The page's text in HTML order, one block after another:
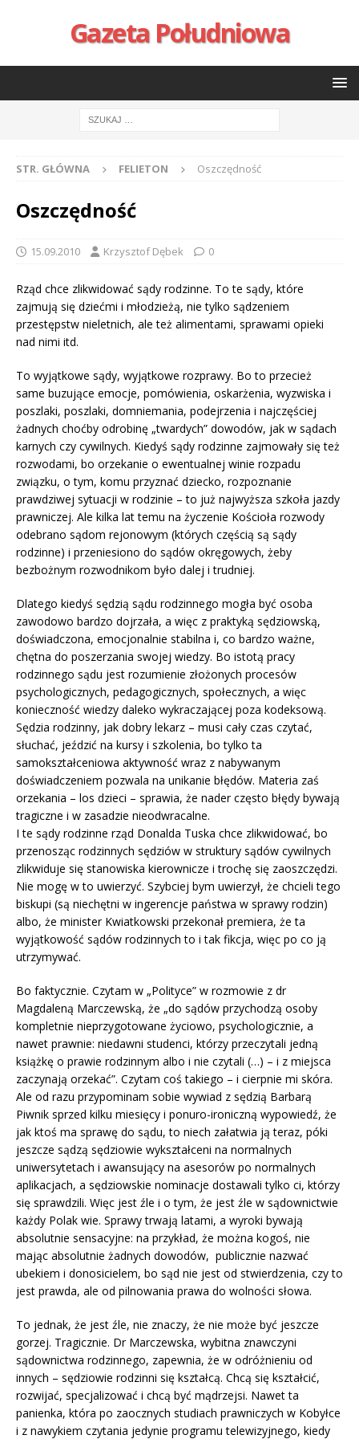
Gazeta Południowa
STR. GŁÓWNA FELIETON Oszczędność
Oszczędność
15.09.2010 Krzysztof Dębek 0
Rząd chce zlikwidować sądy rodzinne. To te sądy, które
zajmują się dziećmi i młodzieżą, nie tylko sądzeniem
przestępstw nieletnich, ale też alimentami, sprawami opieki
nad nimi itd.
To wyjątkowe sądy, wyjątkowe rozprawy. Bo to przecież
same buzujące emocje, pomówienia, oskarżenia, wyzwiska i
poszlaki, poszlaki, domniemania, podejrzenia i najczęściej
żadnych choćby odrobinę „twardych” dowodów, jak w sądach
karnych czy cywilnych. Kiedyś sądy rodzinne zajmowały się też
rozwodami, bo orzekanie o ewentualnej winie rozpadu
związku, o tym, komu przyznać dziecko, rozpoznanie
prawdziwej sytuacji w rodzinie – to już najwyższa szkoła jazdy
prawniczej. Ale kilka lat temu na życzenie Kościoła rozwody
odebrano sądom rejonowym (których częścią są sądy
rodzinne) i przeniesiono do sądów okręgowych, żeby
bezbożnym rozwodnikom było dalej i trudniej.
Dlatego kiedyś sędzią sądu rodzinnego mogła być osoba
zawodowo bardzo dojrzała, a więc z praktyką sędziowską,
doświadczona, emocjonalnie stabilna i, co bardzo ważne,
chętna do poszerzania swojej wiedzy. Bo istotą pracy
rodzinnego sądu jest rozumienie złożonych procesów
psychologicznych, pedagogicznych, społecznych, a więc
konieczność wiedzy daleko wykraczającej poza kodeksową.
Sędzia rodzinny, jak dobry lekarz – musi cały czas czytać,
słuchać, jeździć na kursy i szkolenia, bo tylko ta
samokształceniowa aktywność wraz z nabywanym
doświadczeniem pozwala na unikanie błędów. Materia zaś
orzekania – los dzieci – sprawia, że nader często błędy bywają
tragiczne i w zasadzie nieodwracalne.
I te sądy rodzinne rząd Donalda Tuska chce zlikwidować, bo
przenosząc rodzinnych sędziów w struktury sądów cywilnych
zlikwiduje się stanowiska kierownicze i trochę się zaoszczędzi.
Nie mogę w to uwierzyć. Szybciej bym uwierzył, że chcieli tego
biskupi (są niechętni w ingerencje państwa w sprawy rodzin)
albo, że minister Kwiatkowski przekonał premiera, że ta
wyjątkowość sądów rodzinnych to i tak fikcja, więc po co ją
utrzymywać.
Bo faktycznie. Czytam w „Polityce” w rozmowie z dr
Magdaleną Marczewską, że „do sądów przychodzą osoby
kompletnie nieprzygotowane życiowo, psychologicznie, a
nawet prawnie: niedawni studenci, którzy przeczytali jedną
książkę o prawie rodzinnym albo i nie czytali (…) – i z miejsca
zaczynają orzekać”. Czytam coś takiego – i cierpnie mi skóra.
Ale od razu przypominam sobie wywiad z sędzią Barbarą
Piwnik sprzed kilku miesięcy i ponuro-ironiczną wypowiedź, że
jak ktoś ma sprawę do sądu, to niech załatwia ją teraz, póki
jeszcze sądzą sędziowie wykształceni na normalnych
uniwersytetach i awansujący na asesorów po normalnych
aplikacjach, a sędziowskie nominacje dostawali tylko ci, którzy
się sprawdzili. Więc jest źle i o tym, że jest źle w sądownictwie
każdy Polak wie. Sprawy trwają latami, a wyroki bywają
absolutnie sensacyjne: na przykład, że można kogoś, nie
mając absolutnie żadnych dowodów, publicznie nazwać
ubekiem i donosicielem, bo sąd nie jest od stwierdzenia, czy to
jest prawda, ale od pilnowania prawa do wolności słowa.
To jednak, że jest źle, nie znaczy, że nie może być jeszcze
gorzej. Tragicznie. Dr Marczewska, wybitna znawczyni
sądownictwa rodzinnego, zapewnia, że w odróżnieniu od
innych – sędziowie rodzinni się kształcą. Chcą się kształcić,
rozwijać, specjalizować i chcą być mądrzejsi. Nawet ta
panienka, która po zaocznych studiach prawniczych w Kobyłce
i z nawykiem czytania jedynie programu telewizyjnego, kiedy